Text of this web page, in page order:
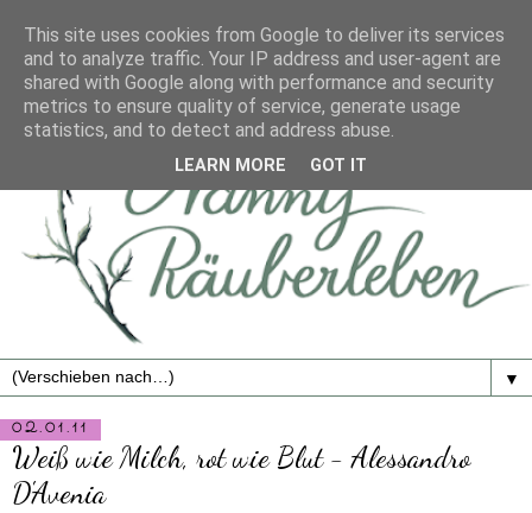
▼
02.01.11
Weiß wie Milch, rot wie Blut - Alessandro
D'Avenia
This site uses cookies from Google to deliver its services
and to analyze traffic. Your IP address and user-agent are
shared with Google along with performance and security
metrics to ensure quality of service, generate usage
statistics, and to detect and address abuse.
LEARN MORE GOT IT